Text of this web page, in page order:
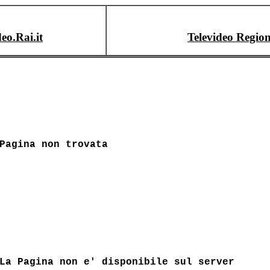
Televideo
Pagina non trovata
La Pagina non e' disponibile sul server